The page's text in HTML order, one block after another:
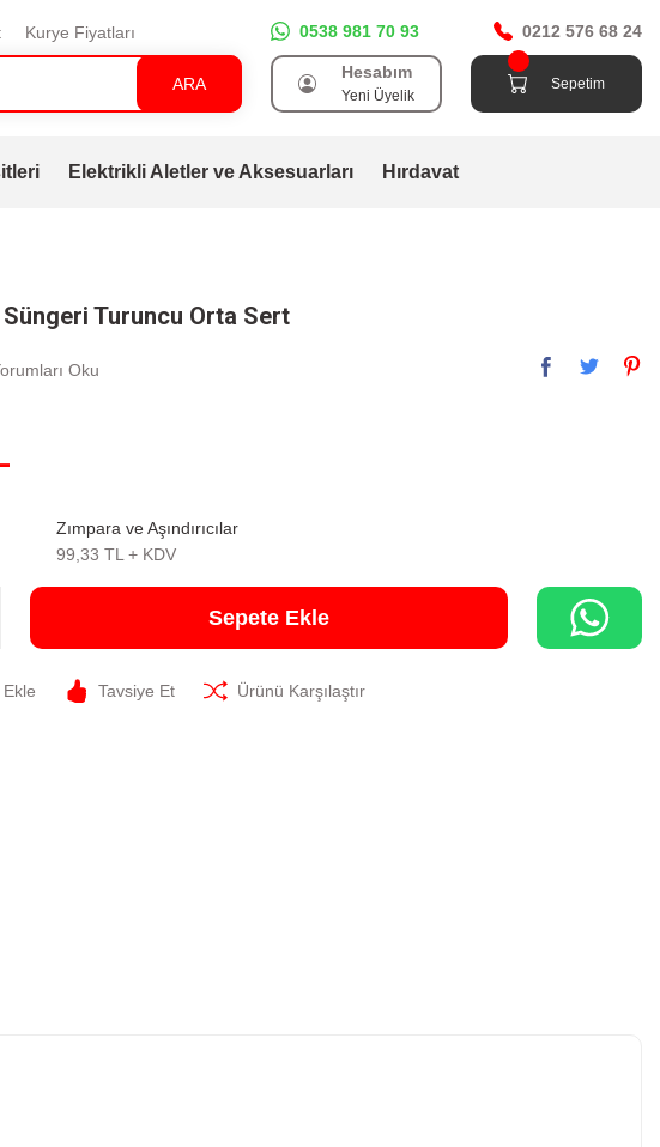
Kurye Fiyatları
ARA
0538 981 70 93 0212 576 68 24
Hesabım
Yeni Üyelik
Sepetim
Elektrikli Aletler ve Aksesuarları Hırdavat
Turuncu Orta Sert
Oku
Zımpara ve Aşındırıcılar
99,33 TL + KDV
Sepete Ekle
Tavsiye Et Ürünü Karşılaştır